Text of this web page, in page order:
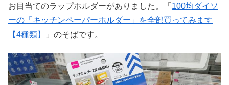
お目当てのラップホルダーがありました。「 100均ダイソ
ーの「キッチンペーパーホルダー」を全部買ってみます
【4種類】
」のそばです。